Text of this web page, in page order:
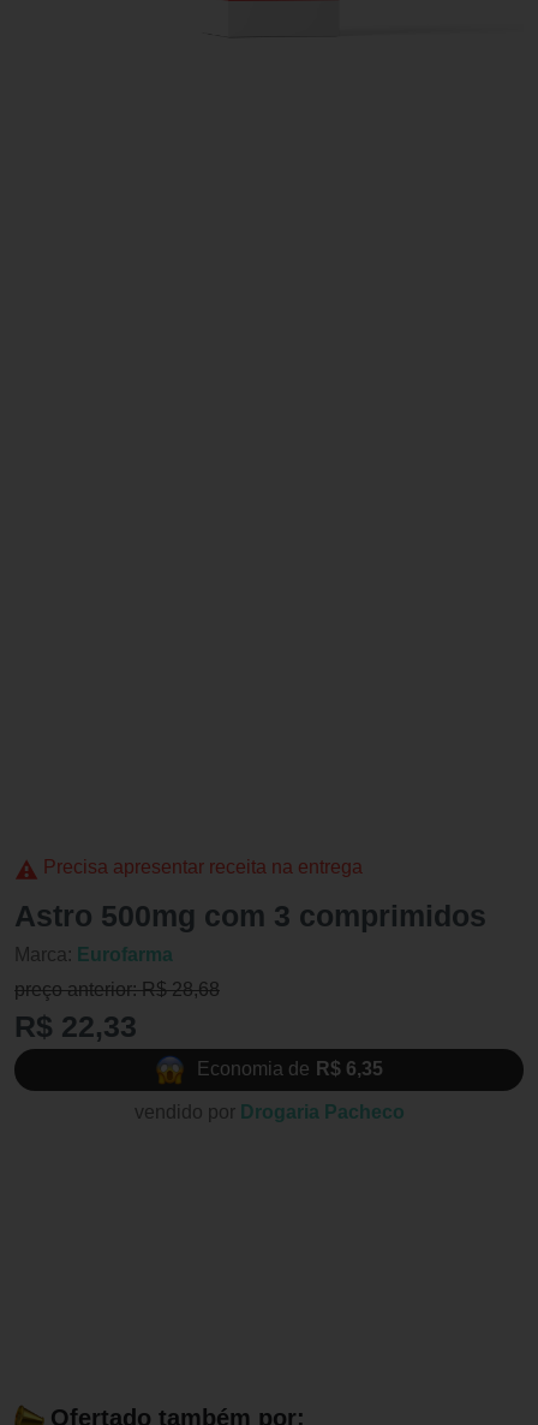
Precisa apresentar receita na entrega
Astro 500mg com 3 comprimidos
Marca: Eurofarma
preço anterior: R$ 28,68
R$ 22,33
Economia de R$ 6,35
vendido por Drogaria Pacheco
Ofertado também por: